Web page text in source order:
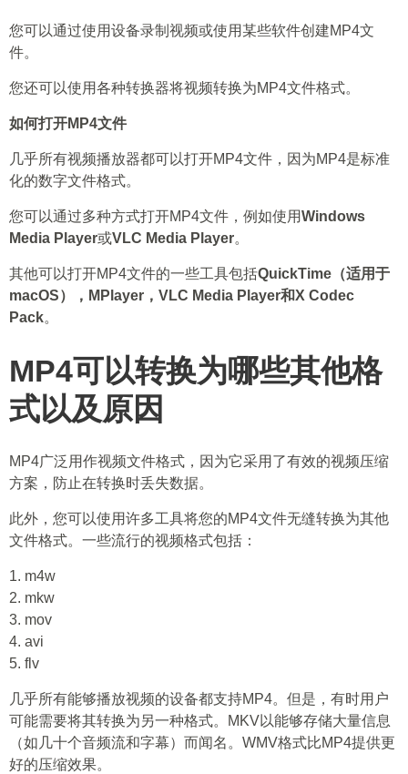
您可以通过使用设备录制视频或使用某些软件创建MP4文
件。
您还可以使用各种转换器将视频转换为MP4文件格式。
如何打开MP4文件
几乎所有视频播放器都可以打开MP4文件，因为MP4是标准
化的数字文件格式。
您可以通过多种方式打开MP4文件，例如使用Windows
Media Player或VLC Media Player。
其他可以打开MP4文件的一些工具包括QuickTime（适用于
macOS），MPlayer，VLC Media Player和X Codec
Pack。
MP4可以转换为哪些其他格
式以及原因
MP4广泛用作视频文件格式，因为它采用了有效的视频压缩
方案，防止在转换时丢失数据。
此外，您可以使用许多工具将您的MP4文件无缝转换为其他
文件格式。一些流行的视频格式包括：
1. m4w
2. mkw
3. mov
4. avi
5. flv
几乎所有能够播放视频的设备都支持MP4。但是，有时用户
可能需要将其转换为另一种格式。MKV以能够存储大量信息
（如几十个音频流和字幕）而闻名。WMV格式比MP4提供更
好的压缩效果。